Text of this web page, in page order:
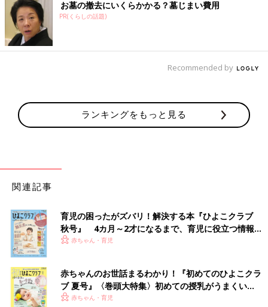
「火災保険、自動車保険、傷害保険、共済などに特約としてつ
け、家族のだれか一人が入っていれば、全員が補償されます。補
償金額は100万円程度～国内無制限までさまざまで、掛け金は年
間で1000～2000円程度です」（前野さん）
め、知らないうちに重複して入っている人が多いそう。でも、生
命保険のように、入れば入るだけ万一の補償が手厚くなる…とい
う性格の保険ではないため、重複加入の多くが無駄に。夫婦とも
のが加入者本人のみの場合があるので、「自転車保険」に加入し
ている人も、対象範囲を確認しておきましょう。
「個人賠償責任保険には 『示談交渉サービス』
がついているもの
とついていないものがあり、その有無で保険料は変わりません。
個人賠償責任保険にこれから加入する、あるいは、複数入ってい
たものを一つだけ残すときなどは、示談交渉サービスつきのもの
を選んでください」（前野さん）
「TSマーク」付きの自転車には、１年間の個人賠償
お墓の撤去にいくらかかる？墓じまい費用
PR(くらしの話題)
Recommended by
ランキングをもっと見る
関連記事
育児の困ったがズバリ！解決する本『ひよこクラブ
秋号』 4カ月～2才になるまで、育児に役立つ情報が
いっぱい！
赤ちゃん・育児
赤ちゃんのお世話まるわかり！『初めてのひよこクラ
ブ 夏号』〈巻頭大特集〉初めての授乳がうまくい
く！ おっぱい・ミルクの基本と夏のトラブル 解決テ
赤ちゃん・育児